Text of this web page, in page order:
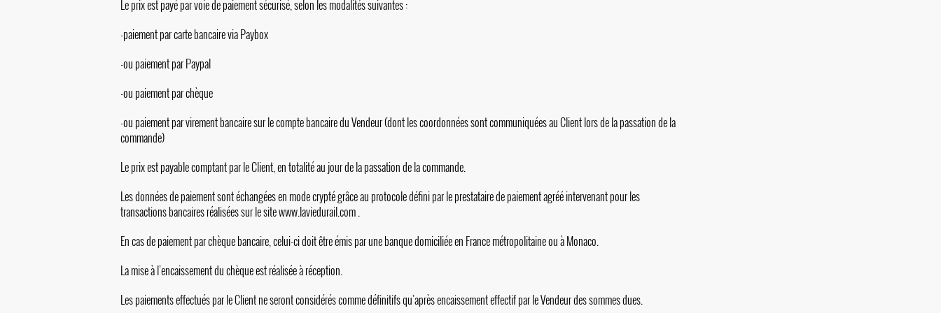
Le prix est payé par voie de paiement sécurisé, selon les modalités suivantes :
-paiement par carte bancaire via Paybox
-ou paiement par Paypal
-ou paiement par chèque
-ou paiement par virement bancaire sur le compte bancaire du Vendeur (dont les coordonnées sont communiquées au Client lors de la passation de la
commande)
Le prix est payable comptant par le Client, en totalité au jour de la passation de la commande.
Les données de paiement sont échangées en mode crypté grâce au protocole défini par le prestataire de paiement agréé intervenant pour les
transactions bancaires réalisées sur le sitewww.laviedurail.com.
En cas de paiement par chèque bancaire, celui-ci doit être émis par une banque domiciliée en France métropolitaine ou à Monaco.
La mise à l’encaissement du chèque est réalisée à réception.
Les paiements effectués par le Client ne seront considérés comme définitifs qu’après encaissement effectif par le Vendeur des sommes dues.